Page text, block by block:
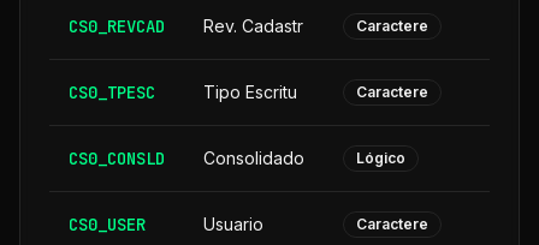
CS0_REVCAD Rev. Cadastr Caractere
CS0_TPESC Tipo Escritu Caractere
CS0_CONSLD Consolidado Lógico
CS0_USER Usuario Caractere